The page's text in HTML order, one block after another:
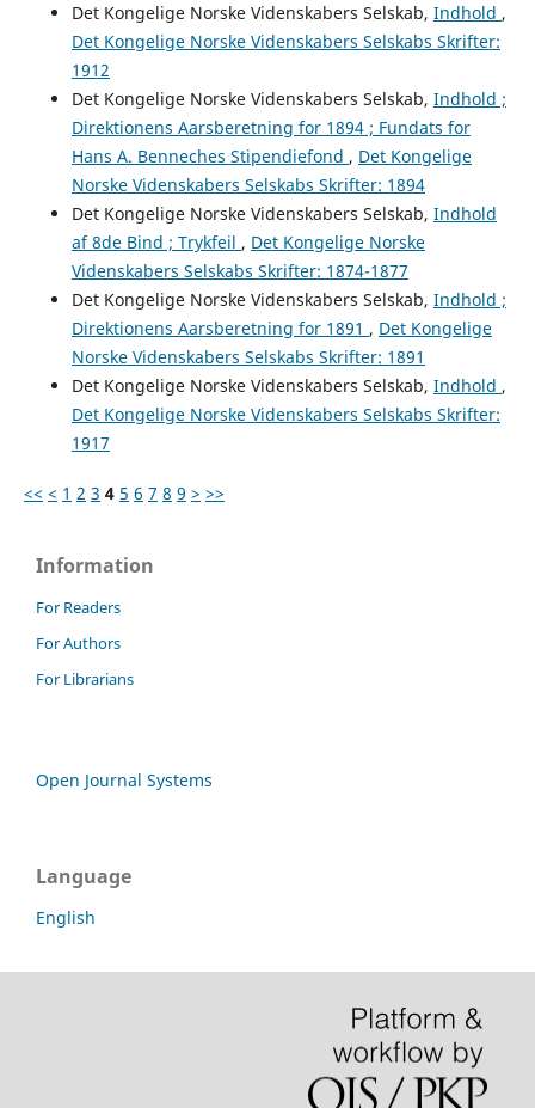
Det Kongelige Norske Videnskabers Selskab, Indhold ,
Det Kongelige Norske Videnskabers Selskabs Skrifter:
1912
Det Kongelige Norske Videnskabers Selskab, Indhold ;
Direktionens Aarsberetning for 1894 ; Fundats for
Hans A. Benneches Stipendiefond , Det Kongelige
Norske Videnskabers Selskabs Skrifter: 1894
Det Kongelige Norske Videnskabers Selskab, Indhold
af 8de Bind ; Trykfeil , Det Kongelige Norske
Videnskabers Selskabs Skrifter: 1874-1877
Det Kongelige Norske Videnskabers Selskab, Indhold ;
Direktionens Aarsberetning for 1891 , Det Kongelige
Norske Videnskabers Selskabs Skrifter: 1891
Det Kongelige Norske Videnskabers Selskab, Indhold ,
Det Kongelige Norske Videnskabers Selskabs Skrifter:
1917
<< < 1 2 3 4 5 6 7 8 9 > >>
Information
For Readers
For Authors
For Librarians
Open Journal Systems
Language
English